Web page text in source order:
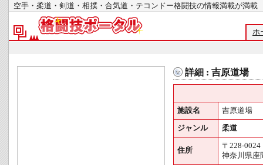
空手・柔道・剣道・相撲・合気道・テコンドー格闘技の情報満載が
ホ
詳細 : 吉原道場
施設名 吉原道場
ジャンル 柔道
住所
〒228-0024
神奈川県座